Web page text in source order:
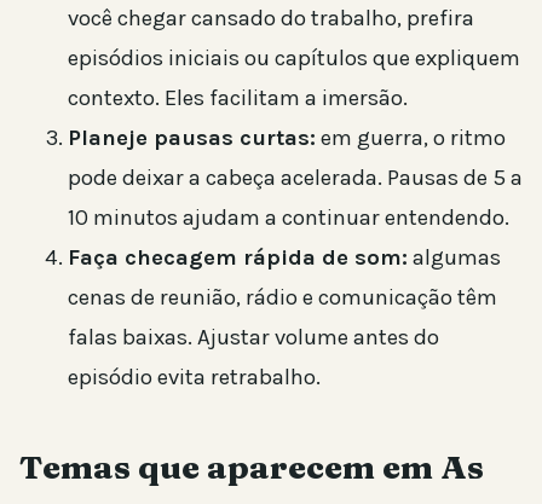
você chegar cansado do trabalho, prefira
episódios iniciais ou capítulos que expliquem
contexto. Eles facilitam a imersão.
Planeje pausas curtas: em guerra, o ritmo
pode deixar a cabeça acelerada. Pausas de 5 a
10 minutos ajudam a continuar entendendo.
Faça checagem rápida de som: algumas
cenas de reunião, rádio e comunicação têm
falas baixas. Ajustar volume antes do
episódio evita retrabalho.
Temas que aparecem em As